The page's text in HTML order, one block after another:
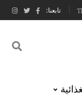
تابعنا: